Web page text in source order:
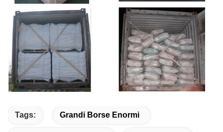
Tags: Grandi Borse Enormi